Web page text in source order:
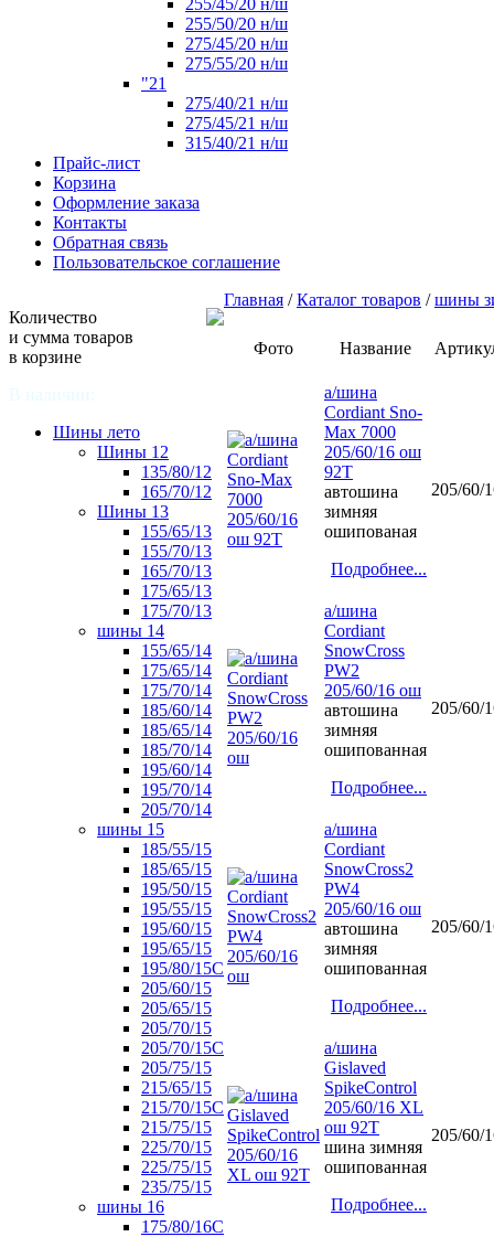
255/45/20 н/ш
255/50/20 н/ш
275/45/20 н/ш
275/55/20 н/ш
"21
275/40/21 н/ш
275/45/21 н/ш
315/40/21 н/ш
Прайс-лист
Корзина
Оформление заказа
Контакты
Обратная связь
Пользовательское соглашение
Количество
и сумма товаров
в корзине
В наличии:
Шины лето
Шины 12
135/80/12
165/70/12
Шины 13
155/65/13
155/70/13
165/70/13
175/65/13
175/70/13
шины 14
155/65/14
175/65/14
175/70/14
185/60/14
185/65/14
185/70/14
195/60/14
195/70/14
205/70/14
шины 15
185/55/15
185/65/15
195/50/15
195/55/15
195/60/15
195/65/15
195/80/15С
205/60/15
205/65/15
205/70/15
205/70/15С
205/75/15
215/65/15
215/70/15C
215/75/15
225/70/15
225/75/15
235/75/15
шины 16
175/80/16С
Главная /Каталог товаров /шины
Фото Название
а/шина
Cordiant Sno-
Max 7000
205/60/16 ош
92T
автошина
зимняя
ошипованая
Подробнее...
205/60/
а/шина
Cordiant
SnowCross
PW2
205/60/16 ош
автошина
зимняя
ошипованная
Подробнее...
205/60/
а/шина
Cordiant
SnowCross2
PW4
205/60/16 ош
автошина
зимняя
ошипованная
Подробнее...
205/60/
а/шина
Gislaved
SpikeControl
205/60/16 XL
ош 92T
шина зимняя
ошипованная
Подробнее...
205/60/